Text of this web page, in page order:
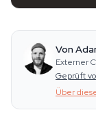
Von
Externer
Geprüft
Über